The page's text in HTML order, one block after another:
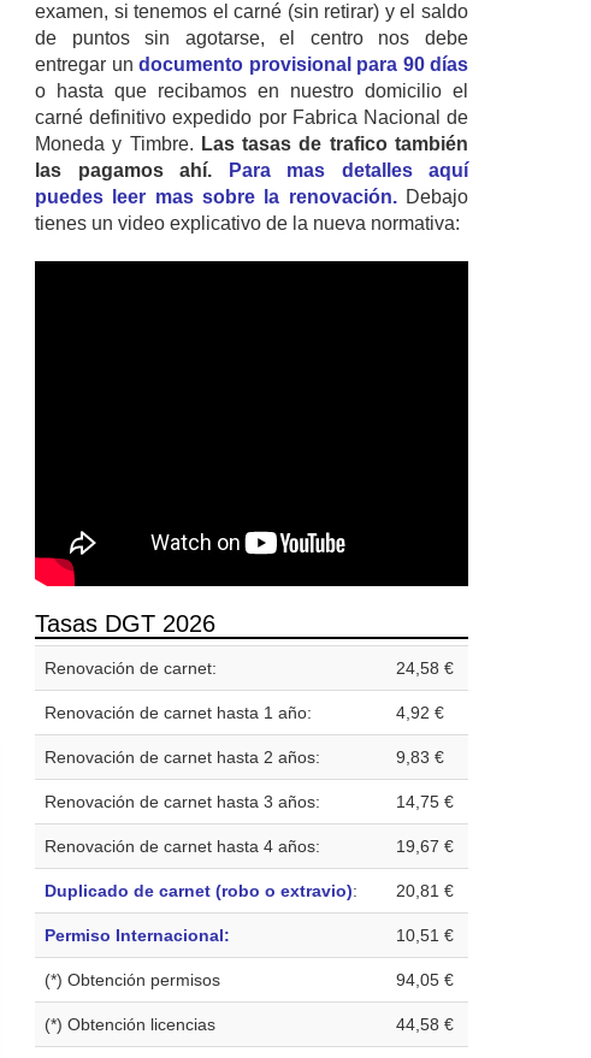
examen, si tenemos el carné (sin retirar) y el saldo
de puntos sin agotarse, el centro nos debe
entregar un documento provisional para 90 días
o hasta que recibamos en nuestro domicilio el
carné definitivo expedido por Fabrica Nacional de
Moneda y Timbre. Las tasas de trafico también
las pagamos ahí.
Para mas detalles aquí
puedes leer mas sobre la renovación.Debajo
tienes un video explicativo de la nueva normativa:
Tasas DGT 2026
Renovación de carnet: 24,58 €
Renovación de carnet hasta 1 año: 4,92 €
Renovación de carnet hasta 2 años: 9,83 €
Renovación de carnet hasta 3 años: 14,75 €
Renovación de carnet hasta 4 años: 19,67 €
Duplicado de carnet (robo o extravio): 20,81 €
Permiso Internacional: 10,51 €
(*) Obtención permisos 94,05 €
(*) Obtención licencias 44,58 €